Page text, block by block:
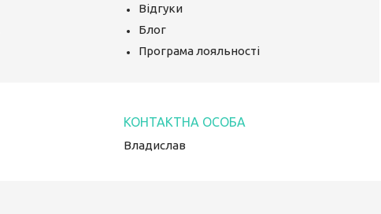
Відгуки
Блог
Програма лояльності
Владислав